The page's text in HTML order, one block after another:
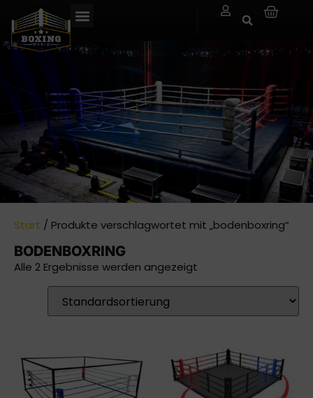
Start / Produkte verschlagwortet mit „bodenboxring“
BODENBOXRING
Alle 2 Ergebnisse werden angezeigt